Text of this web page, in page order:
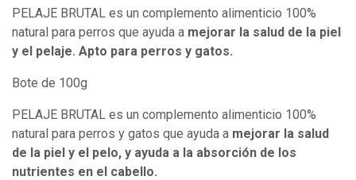
PELAJE BRUTAL es un complemento alimenticio 100%
natural para perros que ayuda a mejorar la salud de la piel
y el pelaje. Apto para perros y gatos.
Bote de 100g
PELAJE BRUTAL es un complemento alimenticio 100%
natural para perros y gatos que ayuda a mejorar la salud
de la piel y el pelo, y ayuda a la absorción de los
nutrientes en el cabello.